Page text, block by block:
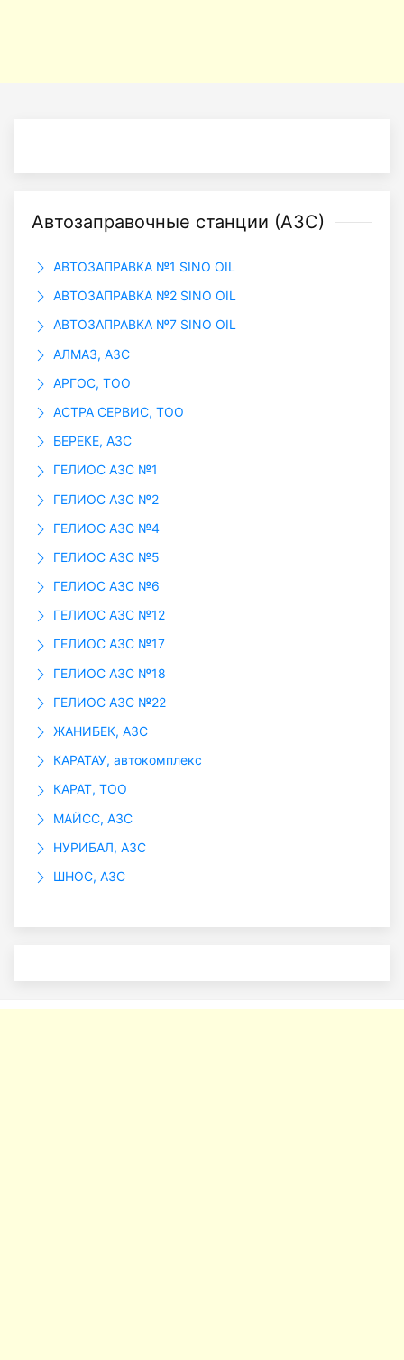
Автозаправочные станции (АЗС)
АВТОЗАПРАВКА №1 SINO OIL
АВТОЗАПРАВКА №2 SINO OIL
АВТОЗАПРАВКА №7 SINO OIL
АЛМАЗ, АЗС
АРГОС, ТОО
АСТРА СЕРВИС, ТОО
БЕРЕКЕ, АЗС
ГЕЛИОС АЗС №1
ГЕЛИОС АЗС №2
ГЕЛИОС АЗС №4
ГЕЛИОС АЗС №5
ГЕЛИОС АЗС №6
ГЕЛИОС АЗС №12
ГЕЛИОС АЗС №17
ГЕЛИОС АЗС №18
ГЕЛИОС АЗС №22
ЖАНИБЕК, АЗС
КАРАТАУ, автокомплекс
КАРАТ, ТОО
МАЙСС, АЗС
НУРИБАЛ, АЗС
ШНОС, АЗС